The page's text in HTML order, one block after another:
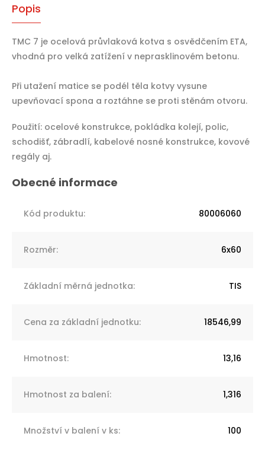
Popis
TMC 7 je ocelová průvlaková kotva s osvědčením ETA,
vhodná pro velká zatížení v neprasklinovém betonu.
Při utažení matice se podél těla kotvy vysune
upevňovací spona a roztáhne se proti stěnám otvoru.
Použití: ocelové konstrukce, pokládka kolejí, polic,
schodišť, zábradlí, kabelové nosné konstrukce, kovové
regály aj.
Kód produktu: 80006060
Rozměr: 6x60
Základní měrná jednotka: TIS
Cena za základní jednotku: 18546,99
Hmotnost: 13,16
Hmotnost za balení: 1,316
Množství v balení v ks: 100